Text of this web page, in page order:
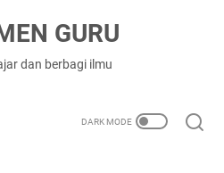
GURU
dan berbagi ilmu